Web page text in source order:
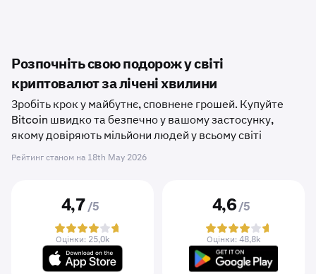
Розпочніть свою подорож у світі
криптовалют за лічені хвилини
Зробіть крок у майбутнє, сповнене грошей. Купуйте
Bitcoin швидко та безпечно у вашому застосунку,
якому довіряють мільйони людей у ​​всьому світі
Рейтинг станом на 18th May 2026
4,7 /5
Оцінки: 25,0k
4,6 /5
Оцінки: 48,8k